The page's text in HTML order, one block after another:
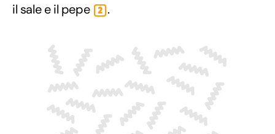
il sale e il pepe
2 .